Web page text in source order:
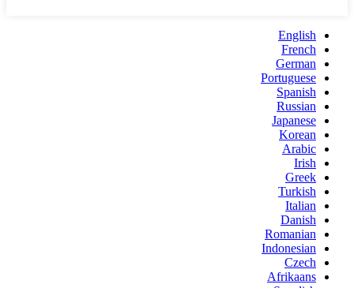
English
French
German
Portuguese
Spanish
Russian
Japanese
Korean
Arabic
Irish
Greek
Turkish
Italian
Danish
Romanian
Indonesian
Czech
Afrikaans